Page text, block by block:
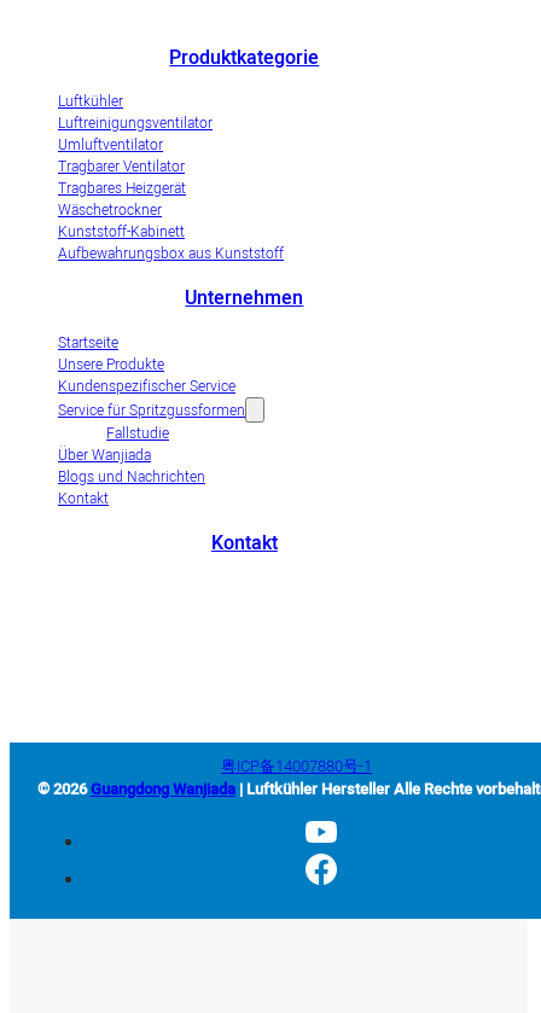
Produktkategorie
Luftkühler
Luftreinigungsventilator
Umluftventilator
Tragbarer Ventilator
Tragbares Heizgerät
Wäschetrockner
Kunststoff-Kabinett
Aufbewahrungsbox aus Kunststoff
Unternehmen
Startseite
Unsere Produkte
Kundenspezifischer Service
Service für Spritzgussformen
Fallstudie
Über Wanjiada
Blogs und Nachrichten
Kontakt
Kontakt
粤ICP备14007880号-1
© 2026Guangdong Wanjiada| Luftkühler Hersteller Alle Rechte